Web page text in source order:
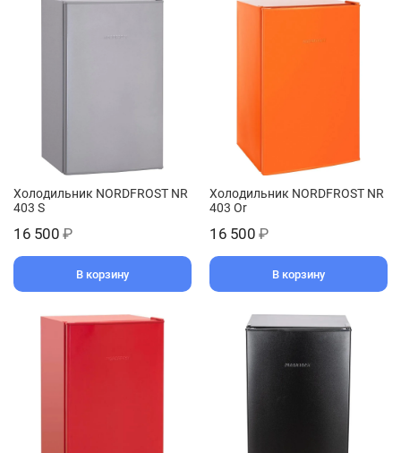
Холодильник NORDFROST NR
403 S
16 500 ₽
В корзину
Холодильник NORDFROST NR
403 Or
16 500 ₽
В корзину